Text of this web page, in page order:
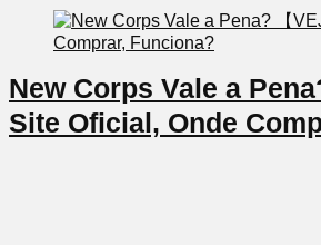
New Corps Vale a
Site Oficial, Onde